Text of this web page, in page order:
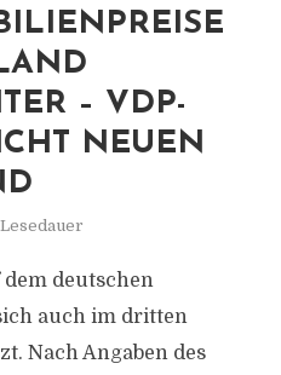
– VDP-
NEUEN
deutschen
auch im dritten
Nach Angaben des